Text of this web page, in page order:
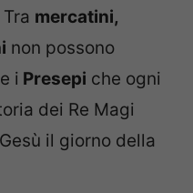
mercatini,
non possono
i Presepi che ogni
dei Re Magi
il giorno della